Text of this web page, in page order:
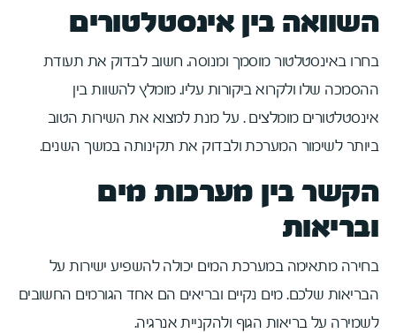
השוואה בין אינסטלטורים
בחרו באינסטלטור מוסמך ומנוסה. חשוב לבדוק את תעודת
ההסמכה שלו ולקרוא ביקורות עליו. מומלץ להשוות בין
אינסטלטורים מומלצים . על מנת למצוא את השירות הטוב
ביותר לשימור המערכת ולבדוק את תקינותה במשך השנים.
הקשר בין מערכות מים
ובריאות
בחירה מתאימה במערכת המים יכולה להשפיע ישירות על
הבריאות שלכם. מים נקיים ובריאים הם אחד הגורמים החשובים
לשמירה על בריאות הגוף ולהקניית אנרגיה.